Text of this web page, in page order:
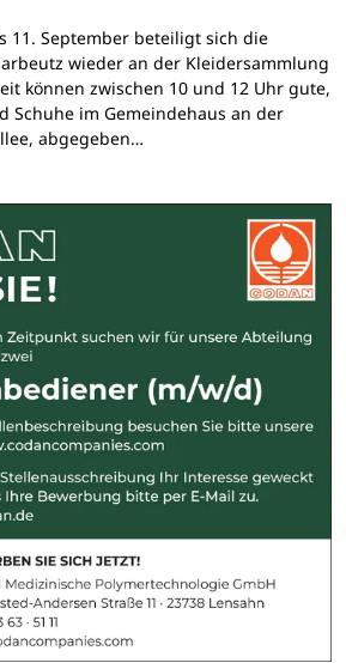
11. September beteiligt sich die
wieder an der Kleidersammlung
können zwischen 10 und 12 Uhr gute,
Schuhe im Gemeindehaus an der
abgegeben…